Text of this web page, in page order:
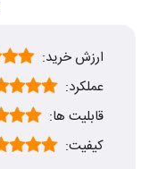
ارزش خرید:
عملکرد:
قابلیت ها:
کیفیت: